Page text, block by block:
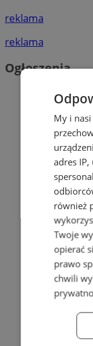
reklama
reklama
Ogłoszenia
My i
adres
również
Twoje
opierać
prawo
chwili